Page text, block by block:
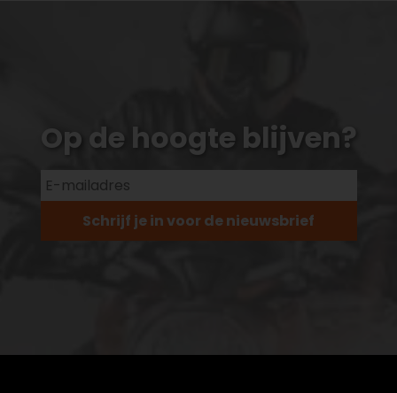
Op de hoogte blijven?
Schrijf je in voor de nieuwsbrief